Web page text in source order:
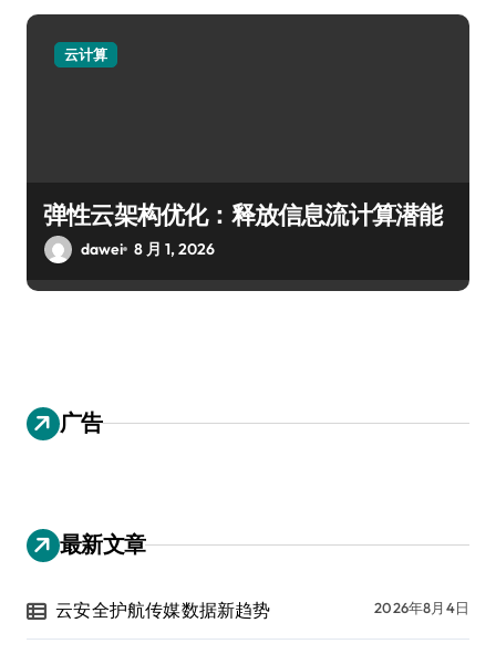
云计算
弹性云架构优化：释放信息流计算潜能
dawei 8 月 1, 2026
广告
最新文章
云安全护航传媒数据新趋势 2026年8月4日